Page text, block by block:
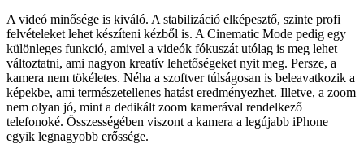
A videó minősége is kiváló. A stabilizáció elképesztő, szinte profi
felvételeket lehet készíteni kézből is. A Cinematic Mode pedig egy
különleges funkció, amivel a videók fókuszát utólag is meg lehet
változtatni, ami nagyon kreatív lehetőségeket nyit meg. Persze, a
kamera nem tökéletes. Néha a szoftver túlságosan is beleavatkozik a
képekbe, ami természetellenes hatást eredményezhet. Illetve, a zoom
nem olyan jó, mint a dedikált zoom kamerával rendelkező
telefonoké. Összességében viszont a kamera a legújabb iPhone
egyik legnagyobb erőssége.